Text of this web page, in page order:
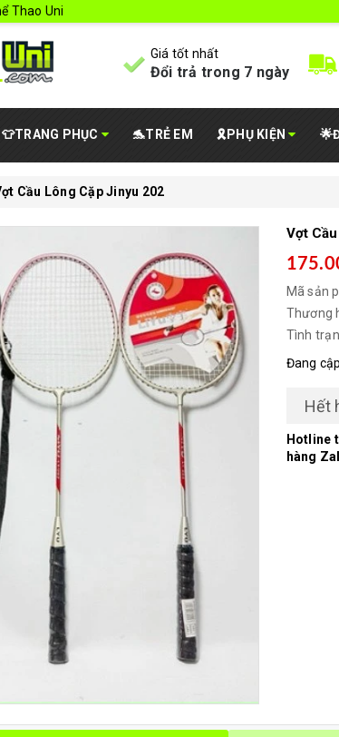
Thao Uni
Giá tốt nhất
Đổi trả trong 7 ngày
👕TRANG PHỤC 🐬TRẺ EM 🎗️PHỤ KIỆN
Cầu Lông Cặp Jinyu 202
Vợt
Mã sản
Thương
Tình
Đang
Hết
Hotline
hàng